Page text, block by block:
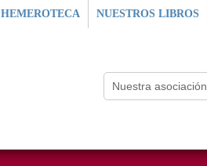
HEMEROTECA NUESTROS LIBROS
Nuestra asociación